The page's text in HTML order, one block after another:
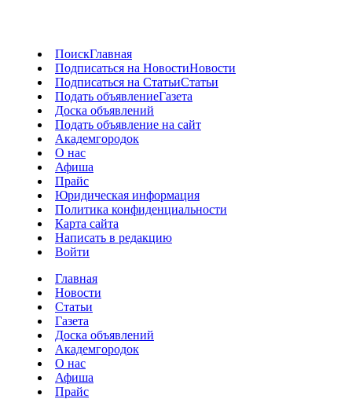
ПоискГлавная
Подписаться на НовостиНовости
Подписаться на СтатьиСтатьи
Подать объявлениеГазета
Доска объявлений
Подать объявление на сайт
Академгородок
О нас
Афиша
Прайс
Юридическая информация
Политика конфиденциальности
Карта сайта
Написать в редакцию
Войти
Главная
Новости
Статьи
Газета
Доска объявлений
Академгородок
О нас
Афиша
Прайс